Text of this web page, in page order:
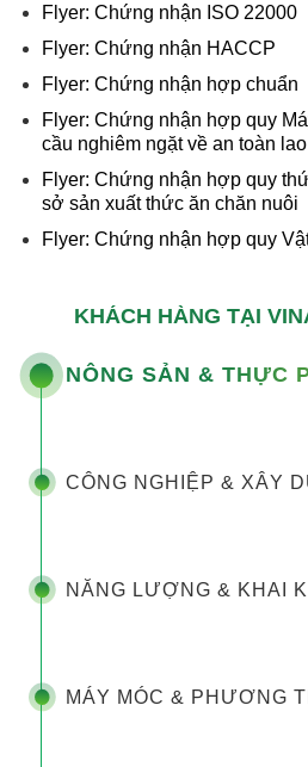
Flyer: Chứng nhận ISO 22000
Flyer: Chứng nhận HACCP
Flyer: Chứng nhận hợp chuẩn
Flyer: Chứng nhận hợp quy
cầu nghiêm ngặt về an toàn
Flyer: Chứng nhận hợp quy
sở sản xuất thức ăn chăn nuôi
Flyer: Chứng nhận hợp quy
KHÁCH HÀNG TẠI
NÔNG SẢN & THỰC
CÔNG NGHIỆP & XÂY
NĂNG LƯỢNG & KHAI
MÁY MÓC & PHƯƠNG